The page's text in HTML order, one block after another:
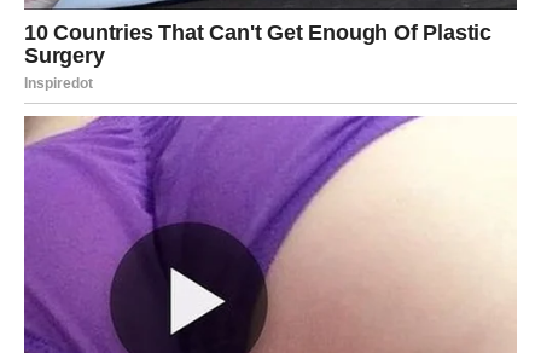
omjeru 1:5. Tijekom jesenskih i zimskih mjeseci ovim
gnojivom biljke treba prihranjivati ​​svakih 30 dana.
Povećajte učestalost gnojidbe tijekom proljetnih i ljetnih
mjeseci na otprilike svakih 10 dana. Prirodni spojevi i vitamini
koji se nalaze u kvascu učinkovito potiču rast biljaka.
To je razlog zašto stručnjaci u staklenicima i botaničkim
vrtovima često koriste ovo jednostavno gnojivo.